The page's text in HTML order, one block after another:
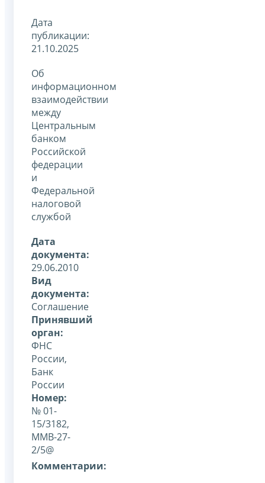
Дата
публикации:
21.10.2025
Об
информационном
взаимодействии
между
Центральным
банком
Российской
федерации
и
Федеральной
налоговой
службой
Дата
документа:
29.06.2010
Вид
документа:
Соглашение
Принявший
орган:
ФНС
России,
Банк
России
Номер:
№ 01-
15/3182,
ММВ-27-
2/5@
Комментарии: